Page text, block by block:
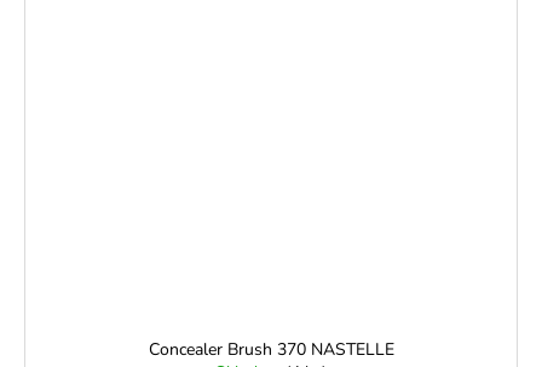
Concealer Brush 370 NASTELLE